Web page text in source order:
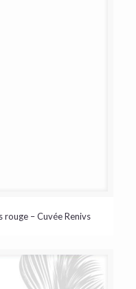
rouge – Cuvée Renivs